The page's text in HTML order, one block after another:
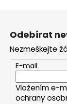
Z
Odebírat
Nezmeškejte
E-mail
Vložením e-
ochrany